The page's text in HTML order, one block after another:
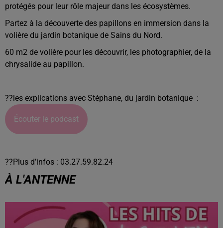
protégés pour leur rôle majeur dans les écosystèmes.
Partez à la découverte des papillons en immersion dans la
volière du jardin botanique de Sains du Nord.
60 m2 de volière pour les découvrir, les photographier, de la
chrysalide au papillon.
??les explications avec Stéphane, du jardin botanique :
Écouter le podcast
??Plus d’infos : 03.27.59.82.24
À L'ANTENNE